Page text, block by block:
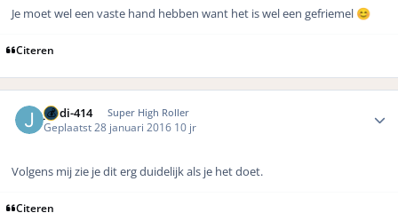
Je moet wel een vaste hand hebben want het is wel een gefriemel 😊
Citeren
jordi-414 Super High Roller
Geplaatst 28 januari 2016 10 jr
Volgens mij zie je dit erg duidelijk als je het doet.
Citeren